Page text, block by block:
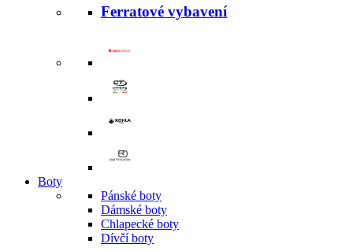
Ferratové vybavení
Boty
Pánské boty
Dámské boty
Chlapecké boty
Dívčí boty